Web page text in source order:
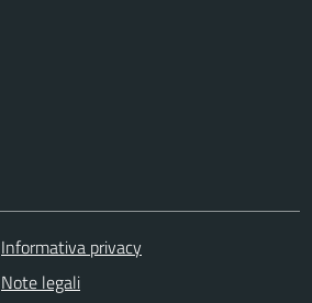
Informativa privacy
Note legali